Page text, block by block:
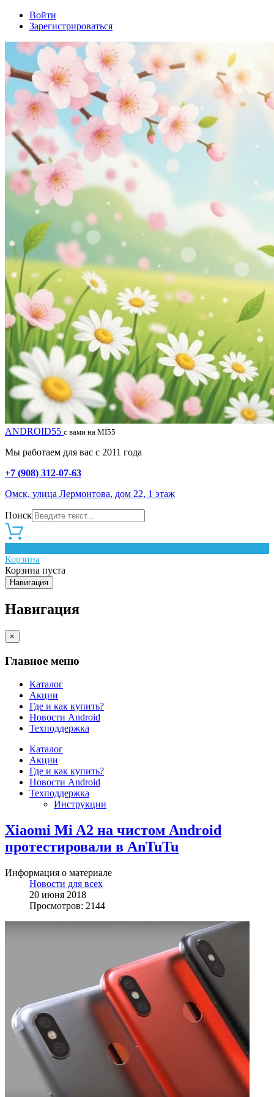
Войти
Зарегистрироваться
ANDROID55 с вами на MI55
Мы работаем для вас с 2011 года
+7 (908) 312-07-63
Омск, улица Лермонтова, дом 22, 1 этаж
Поиск
Корзина
Корзина пуста
Навигация
Навигация
×
Главное меню
Каталог
Акции
Где и как купить?
Новости Android
Техподдержка
Каталог
Акции
Где и как купить?
Новости Android
Техподдержка
Инструкции
Xiaomi Mi A2 на чистом Android
протестировали в AnTuTu
Информация о материале
Новости для всех
20 июня 2018
Просмотров: 2144